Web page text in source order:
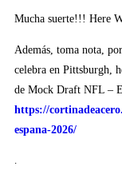
Mucha suerte!!! Here
Además, toma nota,
celebra en Pittsburgh,
de Mock Draft NFL –
https://
espana-2026/
.